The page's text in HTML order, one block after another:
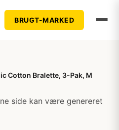
BRUGT-MARKED
Cotton Bralette, 3-Pak, M
side kan være genereret